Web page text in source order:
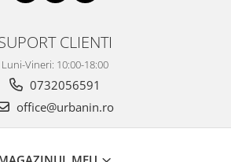
CLIENTI
Luni-Vineri: 10:00-18:00
0732056591
office@urbanin.ro